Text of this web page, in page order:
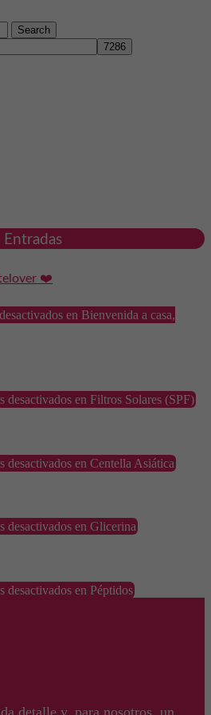
Search
Entradas
❤️
en Bienvenida a casa,
desactivados en Filtros Solares (SPF)
desactivados en Centella Asiática
desactivados en Glicerina
desactivados en Péptidos